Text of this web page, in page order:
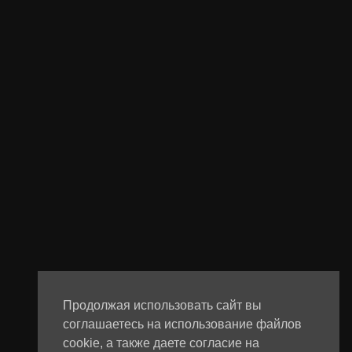
Продолжая использовать сайт вы
соглашаетесь на использование файлов
cookie, а также даете согласие на